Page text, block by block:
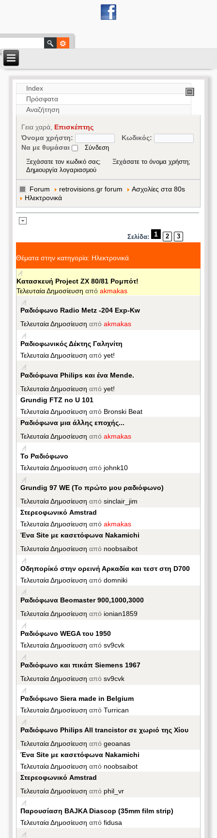
Index
Πρόσφατα
Αναζήτηση
Γεια χαρά, Επισκέπτης
Όνομα χρήστη:
Κωδικός:
Να με θυμάσαι
Ξεχάσατε τον κωδικό σας;
Ξεχάσατε το όνομα χρήστη;
Δημιουργία λογαριασμού
Forum retrovisions.gr forum
Aσχολίες στα 80s
Ηλεκτρονικά
Σελίδα: 1 2 3
Θέματα στην κατηγορία: Ηλεκτρονικά
Κατασκευή Project ZX 80/81 Ρομπότ!
Τελευταία Δημοσίευση απόakmakas
Ραδιόφωνο Radio Metz -204 Exp-Kw
Τελευταία Δημοσίευση απόakmakas
Ραδιοφωνικός Δέκτης Γαληνίτη
Τελευταία Δημοσίευση απόyet!
Ραδιόφωνα Philips και ένα Mende.
Τελευταία Δημοσίευση απόyet!
Grundig FTZ no U 101
Τελευταία Δημοσίευση από Bronski Beat
Ραδιόφωνα μια άλλης εποχής...
Τελευταία Δημοσίευση απόakmakas
Το Ραδιόφωνο
Τελευταία Δημοσίευση από johnk10
Grundig 97 WE (To πρώτο μου ραδιόφωνο)
Τελευταία Δημοσίευση απόsinclair_jim
Στερεοφωνικό Amstrad
Τελευταία Δημοσίευση απόakmakas
Ένα Site με κασετόφωνα Nakamichi
Τελευταία Δημοσίευση από noobsaibot
Oδηπορίκό στην ορεινή Αρκαδία και τεστ στη D700
Τελευταία Δημοσίευση απόdomniki
Ραδιόφωνα Beomaster 900,1000,3000
Τελευταία Δημοσίευση από ionian1859
Ραδιόφωνο WEGA του 1950
Τελευταία Δημοσίευση απόsv9cvk
Ραδιόφωνο και πικάπ Siemens 1967
Τελευταία Δημοσίευση απόsv9cvk
Ραδιόφωνο Siera made in Belgium
Τελευταία Δημοσίευση απόTurrican
Ραδιόφωνο Philips All trancistor σε χωριό της Χίου
Τελευταία Δημοσίευση απόgeoanas
Ένα Site με κασετόφωνα Nakamichi
Τελευταία Δημοσίευση από noobsaibot
Στερεοφωνικό Amstrad
Τελευταία Δημοσίευση από phil_vr
Παρουσίαση BAJKA Diascop (35mm film strip)
Τελευταία Δημοσίευση απόfidusa